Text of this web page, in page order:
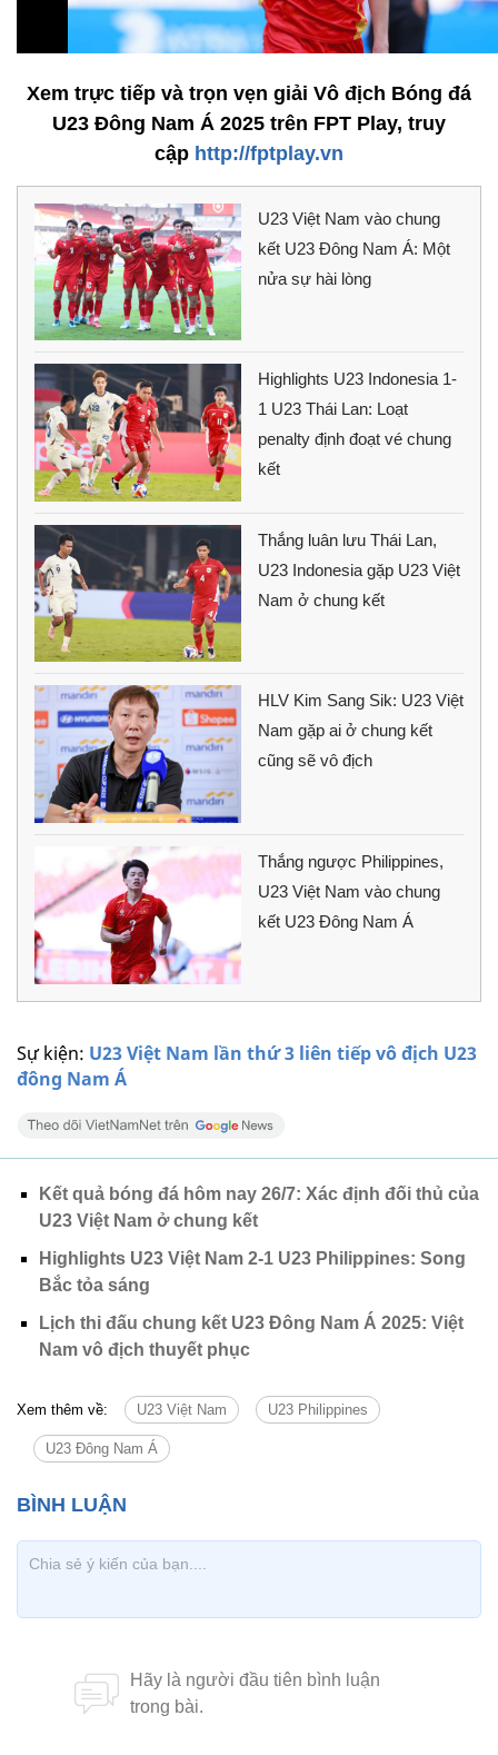
Sự kiện: U23 Việt Nam lần thứ 3 liên tiếp vô địch U23
đông Nam Á
Xem trực tiếp và trọn vẹn giải Vô địch Bóng đá
U23 Đông Nam Á 2025 trên FPT Play, truy
cập http://fptplay.vn
U23 Việt Nam vào chung
kết U23 Đông Nam Á: Một
nửa sự hài lòng
Highlights U23 Indonesia 1-
1 U23 Thái Lan: Loạt
penalty định đoạt vé chung
kết
Thắng luân lưu Thái Lan,
U23 Indonesia gặp U23 Việt
Nam ở chung kết
HLV Kim Sang Sik: U23 Việt
Nam gặp ai ở chung kết
cũng sẽ vô địch
Thắng ngược Philippines,
U23 Việt Nam vào chung
kết U23 Đông Nam Á
Kết quả bóng đá hôm nay 26/7: Xác định đối thủ của
U23 Việt Nam ở chung kết
Highlights U23 Việt Nam 2-1 U23 Philippines: Song
Bắc tỏa sáng
Lịch thi đấu chung kết U23 Đông Nam Á 2025: Việt
Nam vô địch thuyết phục
Xem thêm về: U23 Việt Nam U23 Philippines
U23 Đông Nam Á